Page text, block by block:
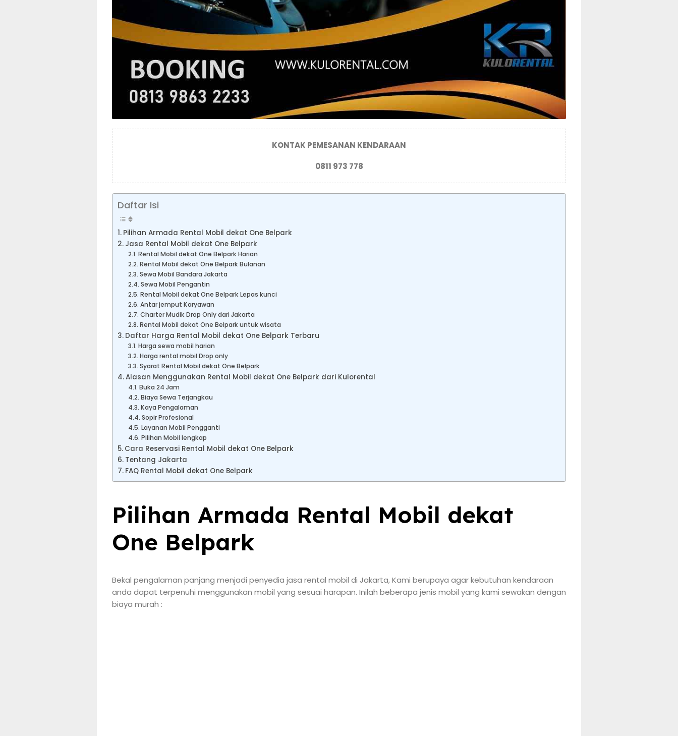
KONTAK PEMESANAN KENDARAAN
0811 973 778
Daftar Isi
Pilihan Armada Rental Mobil dekat One Belpark
Jasa Rental Mobil dekat One Belpark
Rental Mobil dekat One Belpark Harian
Rental Mobil dekat One Belpark Bulanan
Sewa Mobil Bandara Jakarta
Sewa Mobil Pengantin
Rental Mobil dekat One Belpark Lepas kunci
Antar jemput Karyawan
Charter Mudik Drop Only dari Jakarta
Rental Mobil dekat One Belpark untuk wisata
Daftar Harga Rental Mobil dekat One Belpark Terbaru
Harga sewa mobil harian
Harga rental mobil Drop only
Syarat Rental Mobil dekat One Belpark
Alasan Menggunakan Rental Mobil dekat One Belpark dari Kulorental
Buka 24 Jam
Biaya Sewa Terjangkau
Kaya Pengalaman
Sopir Profesional
Layanan Mobil Pengganti
Pilihan Mobil lengkap
Cara Reservasi Rental Mobil dekat One Belpark
Tentang Jakarta
FAQ Rental Mobil dekat One Belpark
Pilihan Armada Rental Mobil dekat
One Belpark
Bekal pengalaman panjang menjadi penyedia jasa rental mobil di Jakarta, Kami berupaya agar kebutuhan kendaraan
anda dapat terpenuhi menggunakan mobil yang sesuai harapan. Inilah beberapa jenis mobil yang kami sewakan dengan
biaya murah :